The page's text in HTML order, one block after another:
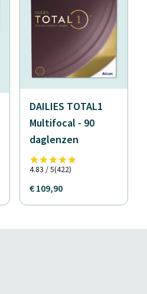
DAILIES TOTAL1
Multifocal - 90
daglenzen
4.83 / 5(422)
€ 109,90